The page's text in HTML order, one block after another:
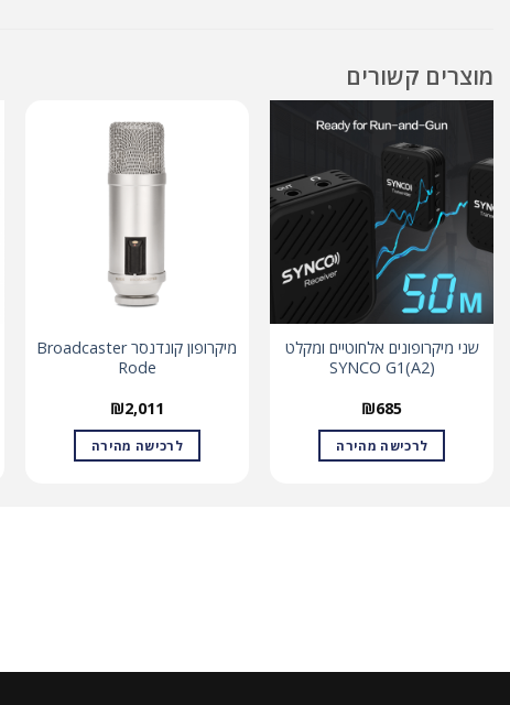
מוצרים קשורים
שני מיקרופונים אלחוטיים ומקלט
(SYNCO G1(A2
₪685
לרכישה מהירה
מיקרופון קונדנסר Broadcaster
Rode
₪2,011
לרכישה מהירה